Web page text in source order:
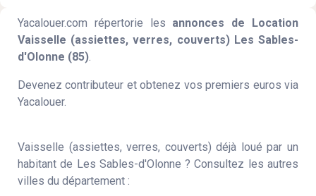
Yacalouer.com répertorie les annonces de Location
Vaisselle (assiettes, verres, couverts) Les Sables-
d'Olonne (85).
Devenez contributeur et obtenez vos premiers euros via
Yacalouer.
Vaisselle (assiettes, verres, couverts) déjà loué par un
habitant de Les Sables-d'Olonne ? Consultez les autres
villes du département :